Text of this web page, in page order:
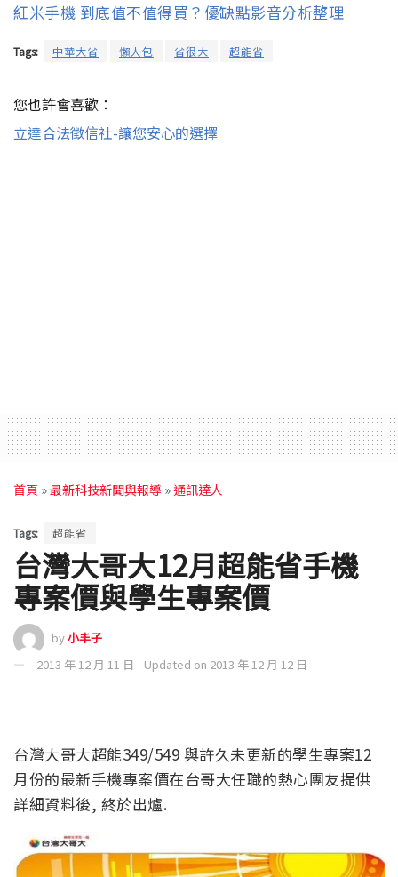
紅米手機 到底值不值得買？優缺點影音分析整理
Tags: 中華大省 懶人包 省很大 超能省
您也許會喜歡：
立達合法徵信社-讓您安心的選擇
首頁 »最新科技新聞與報導 »通訊達人
Tags: 超能省
台灣大哥大12月超能省手機
專案價與學生專案價
by小丰子
2013 年 12 月 11 日 - Updated on 2013 年 12 月 12 日
台灣大哥大超能349/549 與許久未更新的學生專案12
月份的最新手機專案價在台哥大任職的熱心團友提供
詳細資料後, 終於出爐.